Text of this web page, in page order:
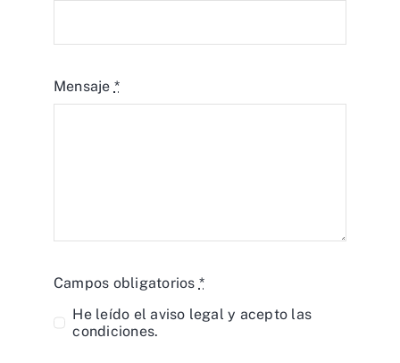
Mensaje *
Campos obligatorios *
He leído elaviso legal y acepto las
condiciones.